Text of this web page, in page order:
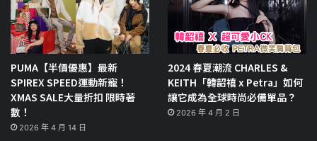
PUMA【半價優惠】最新
SPIREX SPEED運動新寵！
XMAS SALE大量折扣 限時著
數！
2026 年 4 月 14 日
2024 春夏潮流 CHARLES &
KEITH「韓韶禧 x Petra」如何
讓它成為全球時尚必備單品？
2026 年 4 月 2 日